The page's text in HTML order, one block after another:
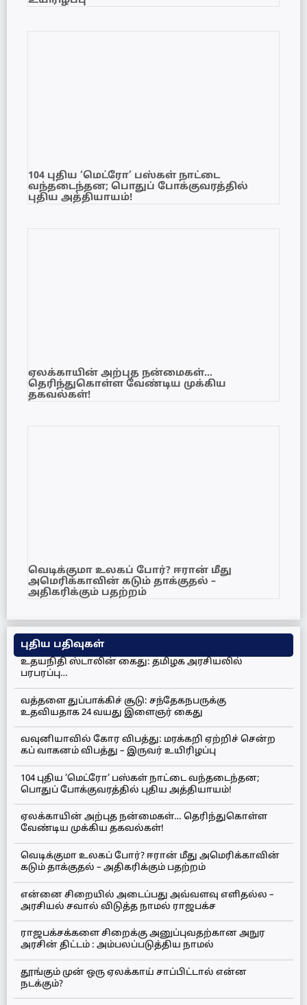
104 புதிய ‘மெட்ரோ’ பஸ்கள் நாட்டை
வந்தடைந்தன; பொதுப் போக்குவரத்தில்
புதிய அத்தியாயம்!
ஏலக்காயின் அற்புத நன்மைகள்…
தெரிந்துகொள்ள வேண்டிய முக்கிய
தகவல்கள்!
வெடிக்குமா உலகப் போர்? ஈரான் மீது
அமெரிக்காவின் கடும் தாக்குதல் –
அதிகரிக்கும் பதற்றம்
புதிய பதிவுகள்
உதயநிதி ஸ்டாலின் கைது: தமிழக அரசியலில்
பரபரப்பு…
வத்தளை துப்பாக்கிச் சூடு: சந்தேகநபருக்கு
உதவியதாக 24 வயது இளைஞர் கைது
வவுனியாவில் கோர விபத்து: மரக்கறி ஏற்றிச் சென்ற
கப் வாகனம் விபத்து – இருவர் உயிரிழப்பு
104 புதிய ‘மெட்ரோ’ பஸ்கள் நாட்டை வந்தடைந்தன;
பொதுப் போக்குவரத்தில் புதிய அத்தியாயம்!
ஏலக்காயின் அற்புத நன்மைகள்… தெரிந்துகொள்ள
வேண்டிய முக்கிய தகவல்கள்!
வெடிக்குமா உலகப் போர்? ஈரான் மீது அமெரிக்காவின்
கடும் தாக்குதல் – அதிகரிக்கும் பதற்றம்
என்னை சிறையில் அடைப்பது அவ்வளவு எளிதல்ல –
அரசியல் சவால் விடுத்த நாமல் ராஜபக்ச
ராஜபக்சக்களை சிறைக்கு அனுப்புவதற்கான அநுர
அரசின் திட்டம் : அம்பலப்படுத்திய நாமல்
தூங்கும் முன் ஒரு ஏலக்காய் சாப்பிட்டால் என்ன
நடக்கும்?